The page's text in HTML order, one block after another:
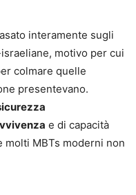
interamente sugli
motivo per cui
colmare quelle
presentevano.
e di capacità
MBTs moderni non